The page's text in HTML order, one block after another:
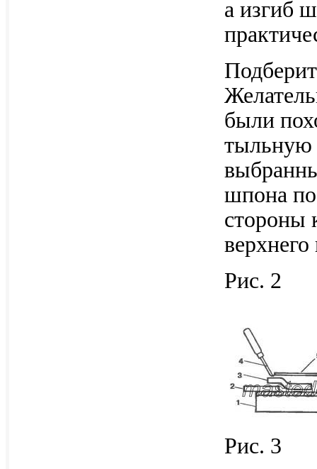
а изгиб
были
тыльную
шпона по
стороны
Рис. 2
Рис. 3